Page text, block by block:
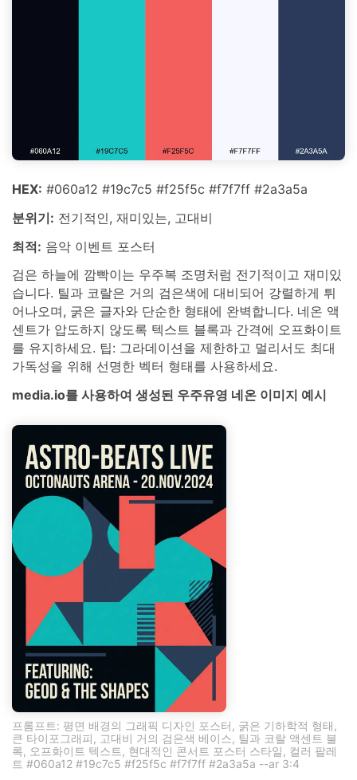
HEX: #060a12 #19c7c5 #f25f5c #f7f7ff #2a3a5a
분위기: 전기적인, 재미있는, 고대비
최적: 음악 이벤트 포스터
검은 하늘에 깜빡이는 우주복 조명처럼 전기적이고 재미있
습니다. 틸과 코랄은 거의 검은색에 대비되어 강렬하게 튀
어나오며, 굵은 글자와 단순한 형태에 완벽합니다. 네온 액
센트가 압도하지 않도록 텍스트 블록과 간격에 오프화이트
를 유지하세요. 팁: 그라데이션을 제한하고 멀리서도 최대
가독성을 위해 선명한 벡터 형태를 사용하세요.
media.io를 사용하여 생성된 우주유영 네온 이미지 예시
프롬프트: 평면 배경의 그래픽 디자인 포스터, 굵은 기하학적 형태,
큰 타이포그래피, 고대비 거의 검은색 베이스, 틸과 코랄 액센트 블
록, 오프화이트 텍스트, 현대적인 콘서트 포스터 스타일, 컬러 팔레
트 #060a12 #19c7c5 #f25f5c #f7f7ff #2a3a5a --ar 3:4